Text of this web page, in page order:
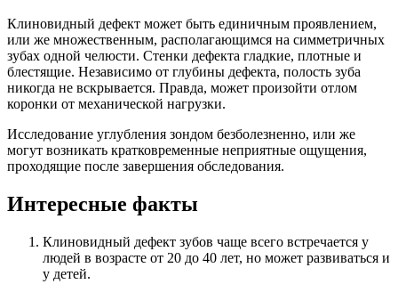
Клиновидный дефект может быть единичным проявлением,
или же множественным, располагающимся на симметричных
зубах одной челюсти. Стенки дефекта гладкие, плотные и
блестящие. Независимо от глубины дефекта, полость зуба
никогда не вскрывается. Правда, может произойти отлом
коронки от механической нагрузки.
Исследование углубления зондом безболезненно, или же
могут возникать кратковременные неприятные ощущения,
проходящие после завершения обследования.
Интересные факты
Клиновидный дефект зубов чаще всего встречается у
людей в возрасте от 20 до 40 лет, но может развиваться и
у детей.